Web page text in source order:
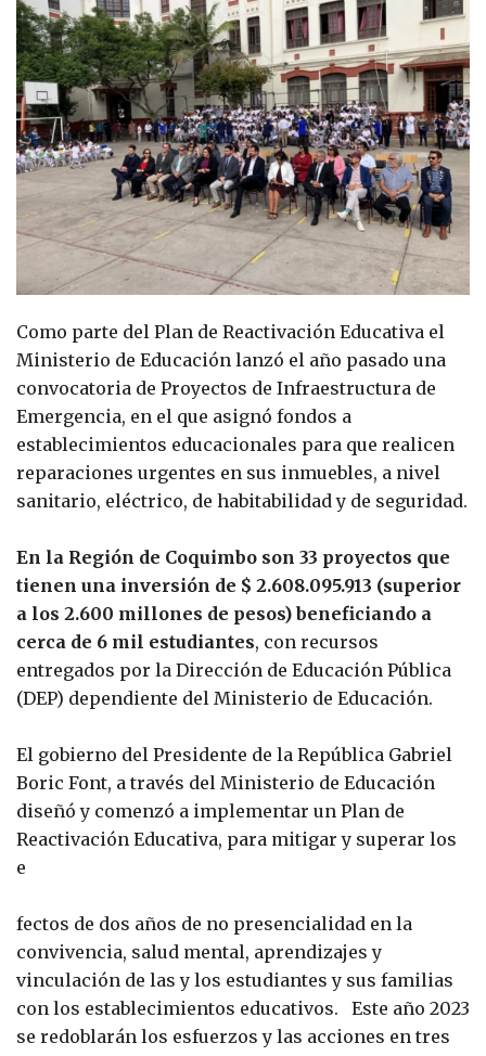
Como parte del Plan de Reactivación Educativa el
Ministerio de Educación lanzó el año pasado una
convocatoria de Proyectos de Infraestructura de
Emergencia, en el que asignó fondos a
establecimientos educacionales para que realicen
reparaciones urgentes en sus inmuebles, a nivel
sanitario, eléctrico, de habitabilidad y de seguridad.
En la Región de Coquimbo son 33 proyectos que
tienen una inversión de $ 2.608.095.913 (superior
a los 2.600 millones de pesos) beneficiando a
cerca de 6 mil estudiantes, con recursos
entregados por la Dirección de Educación Pública
(DEP) dependiente del Ministerio de Educación.
El gobierno del Presidente de la República Gabriel
Boric Font, a través del Ministerio de Educación
diseñó y comenzó a implementar un Plan de
Reactivación Educativa, para mitigar y superar los
e
fectos de dos años de no presencialidad en la
convivencia, salud mental, aprendizajes y
vinculación de las y los estudiantes y sus familias
con los establecimientos educativos. Este año 2023
se redoblarán los esfuerzos y las acciones en tres